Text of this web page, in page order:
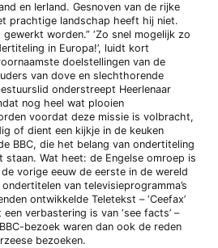
en Ierland. Gesnoven van de rijke
prachtige landschap heeft hij niet.
worden.” ‘Zo snel mogelijk zo
in Europa!’, luidt kort
doelstellingen van de
van dove en slechthorende
onderstreept Heerlenaar
nog heel wat plooien
voordat deze missie is volbracht,
of dient een kijkje in de keuken
BBC, die het belang van ondertiteling
staan. Wat heet: de Engelse omroep is
vorige eeuw de eerste in de wereld
van televisieprogramma’s
ontwikkelde Teletekst – ‘Ceefax’
verbastering is van ‘see facts’ –
bezoek waren dan ook de reden
bezoeken.